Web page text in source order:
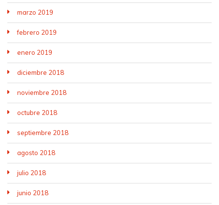
marzo 2019
febrero 2019
enero 2019
diciembre 2018
noviembre 2018
octubre 2018
septiembre 2018
agosto 2018
julio 2018
junio 2018